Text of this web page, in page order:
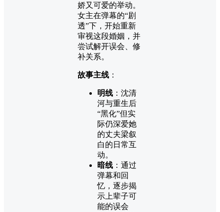
娇又可爱的举动。
女主在弹幕的“剧
透”下，开始重新
审视这段婚姻，并
尝试解开误会、修
补关系。
故事主线 ：
明线 ：沈清
河与重生后
“黑化”但实
际仍深爱她
的丈夫梁叙
白的日常互
动。
暗线 ：通过
弹幕和回
忆，逐步揭
示上辈子可
能的误会